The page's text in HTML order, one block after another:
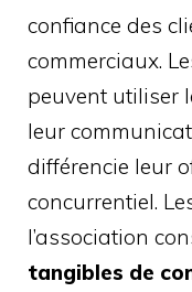
confiance des
commerciaux.
peuvent utiliser
leur
différencie leur
concurrentiel.
l’association
tangibles de